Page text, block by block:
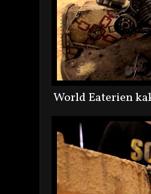
World Eaterien